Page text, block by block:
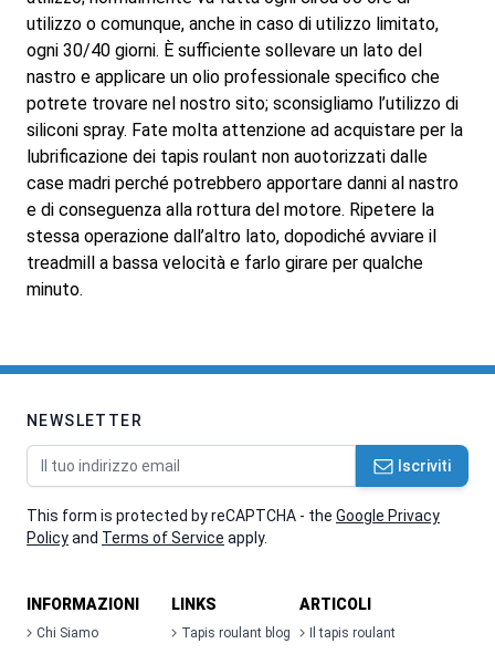
utilizzo o comunque, anche in caso di utilizzo limitato,
ogni 30/40 giorni. È sufficiente sollevare un lato del
nastro e applicare un olio professionale specifico che
potrete trovare nel nostro sito; sconsigliamo l’utilizzo di
siliconi spray. Fate molta attenzione ad acquistare per la
lubrificazione dei tapis roulant non auotorizzati dalle
case madri perché potrebbero apportare danni al nastro
e di conseguenza alla rottura del motore. Ripetere la
stessa operazione dall’altro lato, dopodiché avviare il
treadmill a bassa velocità e farlo girare per qualche
minuto.
NEWSLETTER
Indirizzo email Iscriviti
This form is protected by reCAPTCHA - the Google Privacy
Policyand Terms of Service apply.
INFORMAZIONI
Chi Siamo
LINKS
Tapis roulant blog
ARTICOLI
Il tapis roulant